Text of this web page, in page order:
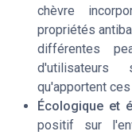
chèvre
propriétés
différentes
d'utilisateurs
qu'apportent
Écologique et
positif sur